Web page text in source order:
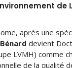
de
après une
devient
LVMH) comme
de la qualité